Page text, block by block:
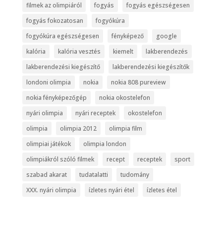
filmek az olimpiáról
fogyás
fogyás egészségesen
fogyás fokozatosan
fogyókúra
fogyókúra egészségesen
fényképező
google
kalória
kalória vesztés kiemelt
lakberendezés
lakberendezési kiegészítő
lakberendezési kiegészítők
londoni olimpia
nokia
nokia 808 pureview
nokia fényképezőgép
nokia okostelefon
nyári olimpia
nyári receptek
okostelefon
olimpia
olimpia 2012
olimpia film
olimpiai játékok
olimpia london
olimpiákról szóló filmek
recept receptek
sport
szabad akarat
tudatalatti
tudomány
XXX. nyári olimpia
ízletes nyári étel ízletes étel